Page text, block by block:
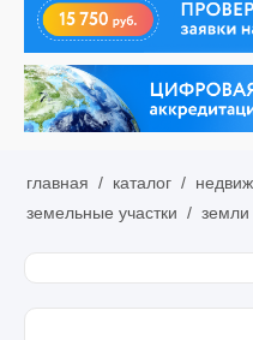
главная / каталог /
земельные участки / земли